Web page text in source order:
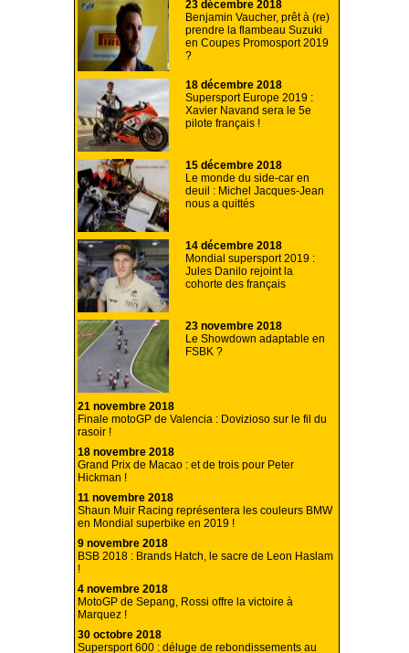
23 décembre 2018
Benjamin Vaucher, prêt à (re)
prendre la flambeau Suzuki
en Coupes Promosport 2019
?
18 décembre 2018
Supersport Europe 2019 :
Xavier Navand sera le 5e
pilote français !
15 décembre 2018
Le monde du side-car en
deuil : Michel Jacques-Jean
nous a quittés
14 décembre 2018
Mondial supersport 2019 :
Jules Danilo rejoint la
cohorte des français
23 novembre 2018
Le Showdown adaptable en
FSBK ?
21 novembre 2018
Finale motoGP de Valencia : Dovizioso sur le fil du
rasoir !
18 novembre 2018
Grand Prix de Macao : et de trois pour Peter
Hickman !
11 novembre 2018
Shaun Muir Racing représentera les couleurs BMW
en Mondial superbike en 2019 !
9 novembre 2018
BSB 2018 : Brands Hatch, le sacre de Leon Haslam
!
4 novembre 2018
MotoGP de Sepang, Rossi offre la victoire à
Marquez !
30 octobre 2018
Supersport 600 : déluge de rebondissements au